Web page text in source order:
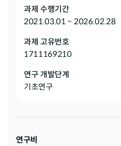
과제 수행기간
2021.03.01 ~ 2026.02.28
과제 고유번호
1711169210
연구 개발단계
기초연구
연구비